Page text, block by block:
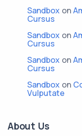
Sandbox on
Cursus
Sandbox on
Cursus
Sandbox on
Cursus
Sandbox on
Vulputate
About Us